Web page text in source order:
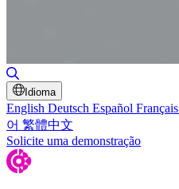
Idioma
English Deutsch Español Français
어 繁體中文
Solicite uma demonstração